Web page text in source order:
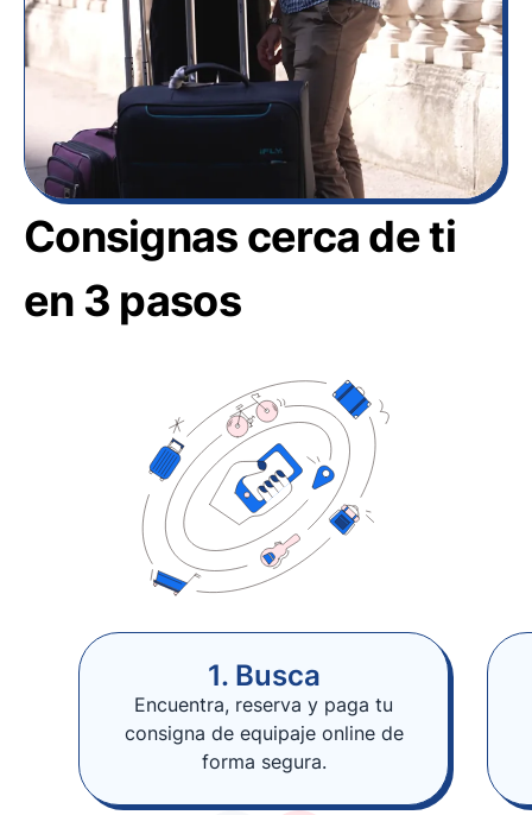
Consignas cerca de ti
en 3 pasos
1. Busca
Encuentra, reserva y paga tu
consigna de equipaje online de
forma segura.